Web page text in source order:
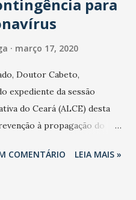
para
março 17, 2020
Doutor Cabeto,
expediente da sessão
do Ceará (ALCE) desta
à propagação do
na contenção da
COMENTÁRIO LEIA MAIS »